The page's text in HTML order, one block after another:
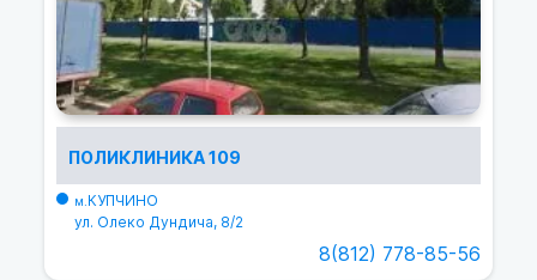
ПОЛИКЛИНИКА 109
м.КУПЧИНО
ул. Олеко Дундича, 8/2
8(812) 778-85-56